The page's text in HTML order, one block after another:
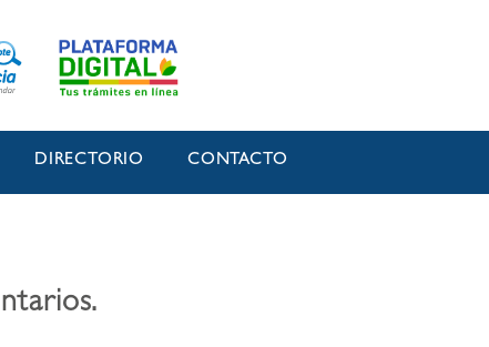
DIRECTORIO CONTACTO